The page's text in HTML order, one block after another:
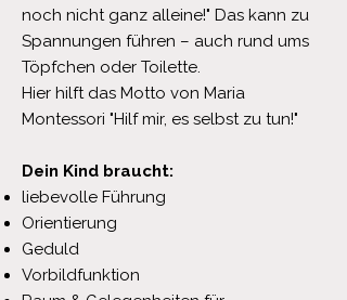
noch nicht ganz alleine!" Das kann zu
Spannungen führen – auch rund ums
Töpfchen oder Toilette.
Hier hilft das Motto von Maria
Montessori "Hilf mir, es selbst zu tun!"
Dein Kind braucht:
liebevolle Führung
Orientierung
Geduld
Vorbildfunktion